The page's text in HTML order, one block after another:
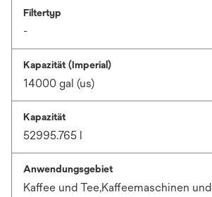
Filtertyp
-
Kapazität (Imperial)
14000 gal (us)
Kapazität
52995.765 l
Anwendungsgebiet
Kaffee und Tee,Kaffeemaschinen und